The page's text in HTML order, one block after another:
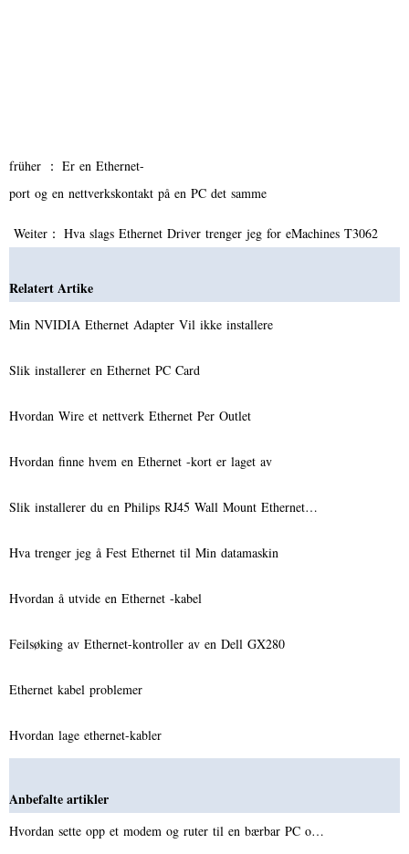
früher ： Er en Ethernet-
port og en nettverkskontakt på en PC det samme
Weiter： Hva slags Ethernet Driver trenger jeg for eMachines T3062
Relatert Artike
Min NVIDIA Ethernet Adapter Vil ikke installere
Slik installerer en Ethernet PC Card
Hvordan Wire et nettverk Ethernet Per Outlet
Hvordan finne hvem en Ethernet -kort er laget av
Slik installerer du en Philips RJ45 Wall Mount Ethernet…
Hva trenger jeg å Fest Ethernet til Min datamaskin
Hvordan å utvide en Ethernet -kabel
Feilsøking av Ethernet-kontroller av en Dell GX280
Ethernet kabel problemer
Hvordan lage ethernet-kabler
Anbefalte artikler
Hvordan sette opp et modem og ruter til en bærbar PC o…